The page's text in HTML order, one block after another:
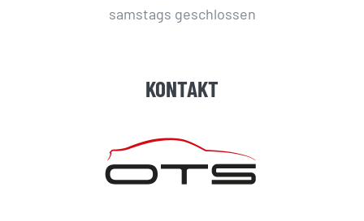
samstags geschlossen
KONTAKT